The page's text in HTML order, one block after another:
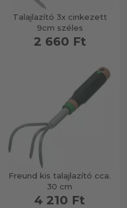
Talajlazító 3x cinkezett
9cm széles
2 660 Ft
Freund kis talajlazító cca.
30 cm
4 210 Ft